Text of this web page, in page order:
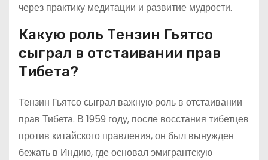
через практику медитации и развитие мудрости.
Какую роль Тензин Гьятсо
сыграл в отстаивании прав
Тибета?
Тензин Гьятсо сыграл важную роль в отстаивании
прав Тибета. В 1959 году, после восстания тибетцев
против китайского правления, он был вынужден
бежать в Индию, где основал эмигрантскую